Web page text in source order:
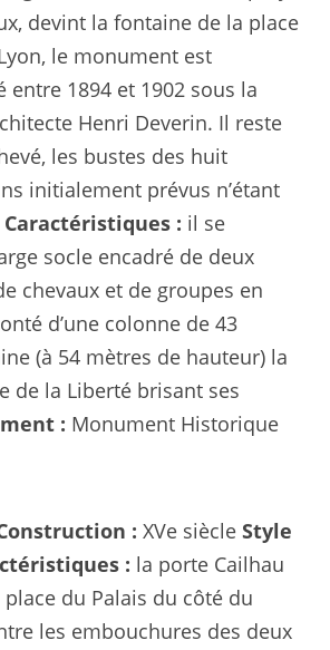
devint la fontaine de la place
le monument est
1894 et 1902 sous la
Henri Deverin. Il reste
les bustes des huit
initialement prévus n’étant
Caractéristiques : il se
socle encadré de deux
chevaux et de groupes en
d’une colonne de 43
(à 54 mètres de hauteur) la
de la Liberté brisant ses
: Monument Historique
: XVe siècle Style
: la porte Cailhau
du Palais du côté du
les embouchures des deux